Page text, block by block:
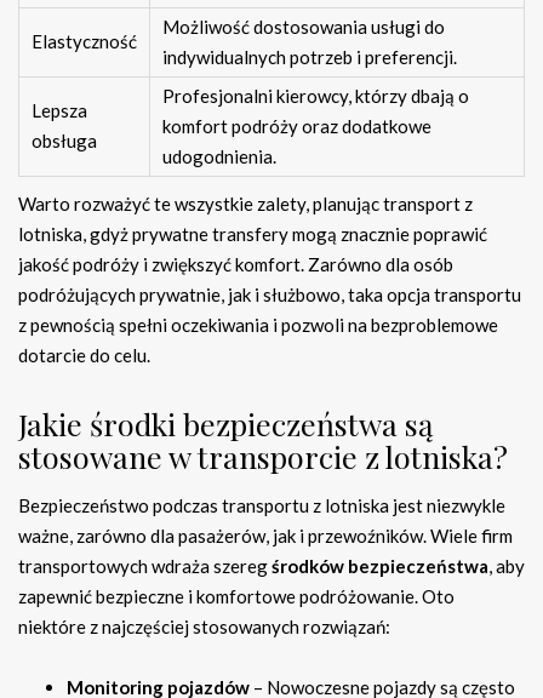
Elastyczność
Możliwość dostosowania usługi do
indywidualnych potrzeb i preferencji.
Lepsza
obsługa
Profesjonalni kierowcy, którzy dbają o
komfort podróży oraz dodatkowe
udogodnienia.
Warto rozważyć te wszystkie zalety, planując transport z
lotniska, gdyż prywatne transfery mogą znacznie poprawić
jakość podróży i zwiększyć komfort. Zarówno dla osób
podróżujących prywatnie, jak i służbowo, taka opcja transportu
z pewnością spełni oczekiwania i pozwoli na bezproblemowe
dotarcie do celu.
Jakie środki bezpieczeństwa są
stosowane w transporcie z lotniska?
Bezpieczeństwo podczas transportu z lotniska jest niezwykle
ważne, zarówno dla pasażerów, jak i przewoźników. Wiele firm
transportowych wdraża szeregśrodków bezpieczeństwa, aby
zapewnić bezpieczne i komfortowe podróżowanie. Oto
niektóre z najczęściej stosowanych rozwiązań:
Monitoring pojazdów – Nowoczesne pojazdy są często